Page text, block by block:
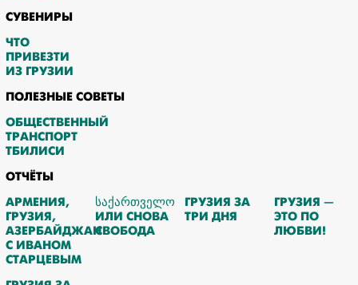
СУВЕНИРЫ
ЧТО
ПРИВЕЗТИ
ИЗ ГРУЗИИ
ПОЛЕЗНЫЕ СОВЕТЫ
ОБЩЕСТВЕННЫЙ
ТРАНСПОРТ
ТБИЛИСИ
ОТЧЁТЫ
АРМЕНИЯ,
ГРУЗИЯ,
АЗЕРБАЙДЖАН
С ИВАНОМ
СТАРЦЕВЫМ
ᲡᲐᲥᲐᲠᲗᲕᲔᲚᲝ
ИЛИ СНОВА
СВОБОДА
ГРУЗИЯ ЗА
ТРИ ДНЯ
ГРУЗИЯ —
ЭТО ПО
ЛЮБВИ!